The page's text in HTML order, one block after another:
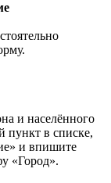
и населённого
пункт в списке,
и впишите
«Город».